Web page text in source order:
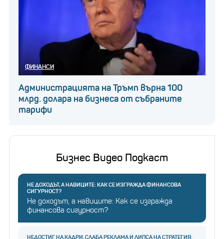
ФИНАНСИ
Администрацията на Тръмп върна 100
млрд. долара на бизнеса от събраните
тарифи
Бизнес Видео Подкаст
НЕ ДОХОДЪТ, А НАВИЦИТЕ: КАК СЕ ИЗГРАЖДА ФИНАНСОВА
СИГУРНОСТ?
Не доходът, а навиците: Как се изгражда
финансова сигурност?
НЕДОСТИГ НА КАДРИ, СЛАБА РЕКЛАМА И ЛИПСА НА СТРАТЕГИЯ: